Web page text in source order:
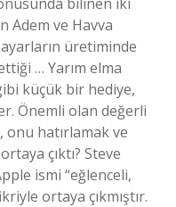
Adem ve Havva
üretiminde
… Yarım elma
küçük bir hediye,
Önemli olan değerli
hatırlamak ve
çıktı? Steve
ismi “eğlenceli,
ortaya çıkmıştır.